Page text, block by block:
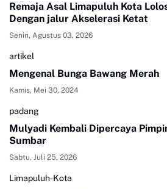
Remaja Asal Limapuluh Kota
Dengan jalur Akselerasi Ketat
Senin, Agustus 03, 2026
artikel
Mengenal Bunga Bawang Merah
Kamis, Mei 30, 2024
padang
Mulyadi Kembali Dipercaya
Sumbar
Sabtu, Juli 25, 2026
Limapuluh-Kota